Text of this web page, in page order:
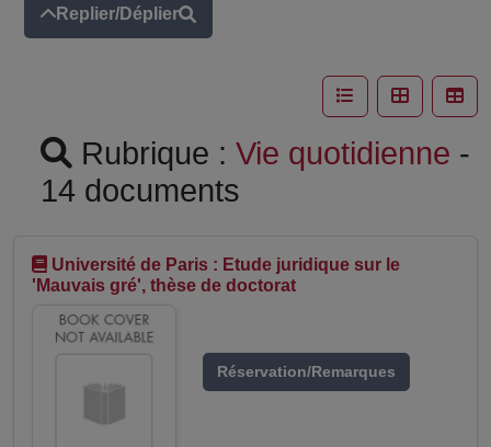
Replier/Déplier
Rubrique : Vie quotidienne -
14 documents
Université de Paris : Etude juridique sur le
'Mauvais gré', thèse de doctorat
Réservation/Remarques